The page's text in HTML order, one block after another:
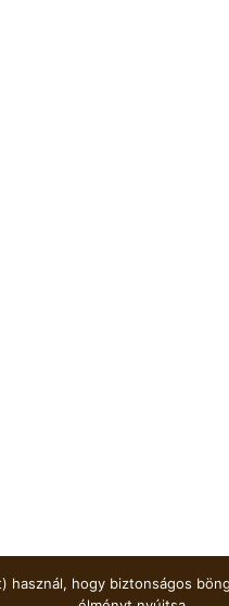
használ, hogy biztonságos